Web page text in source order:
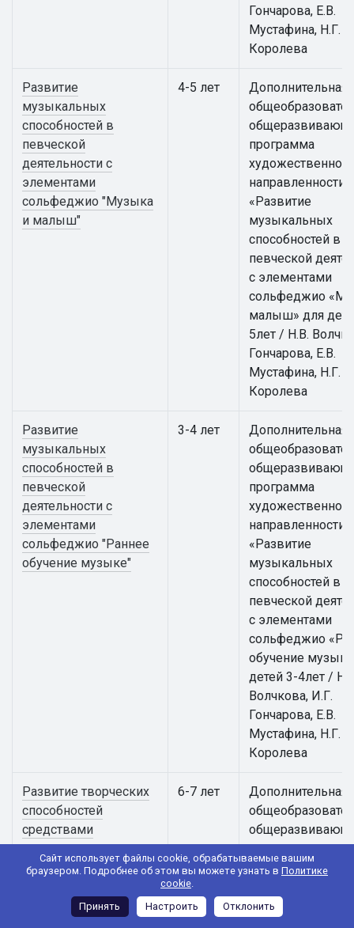
Сайт использует файлы cookie, обрабатываемые вашим
браузером. Подробнее об этом вы можете узнать в Политике
cookie.
Принять
Настроить Отклонить
Гончарова, Е.В.
Мустафина, Н.Г.
Королева
Развитие
музыкальных
способностей в
певческой
деятельности с
элементами
сольфеджио "Музыка
и малыш"
4-5 лет
Дополнительная
программа
художественной
направленности
«Развитие
музыкальных
способностей в
певческой
с элементами
сольфеджио
малыш» для
5лет / Н.В.
Гончарова, Е.В.
Мустафина, Н.Г.
Королева
Развитие
музыкальных
способностей в
певческой
деятельности с
элементами
сольфеджио "Раннее
обучение музыке"
3-4 лет
Дополнительная
программа
художественной
направленности
«Развитие
музыкальных
способностей в
певческой
с элементами
сольфеджио
обучение
детей 3-4лет /
Волчкова, И.Г.
Гончарова, Е.В.
Мустафина, Н.Г.
Королева
Развитие творческих
способностей
средствами
театрального
искусства "Театр
6-7 лет
Дополнительная
программа
художественной
«Развитие